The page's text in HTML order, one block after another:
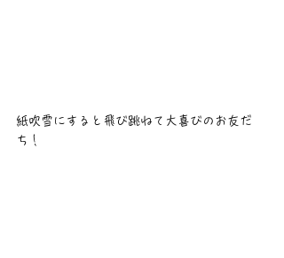
紙吹雪にすると飛び跳ねて大喜びのお友だ
ち！